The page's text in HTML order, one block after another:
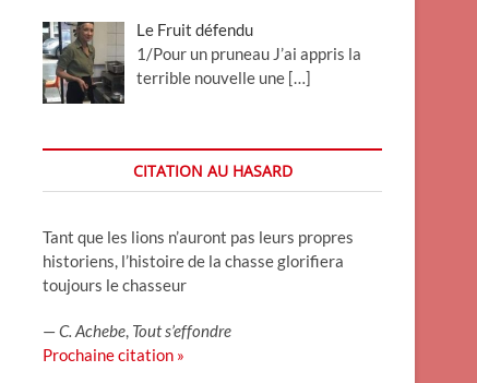
Le Fruit défendu
1/Pour un pruneau J’ai appris la
terrible nouvelle une […]
CITATION AU HASARD
Tant que les lions n’auront pas leurs propres
historiens, l’histoire de la chasse glorifiera
toujours le chasseur
—C. Achebe, Tout s’effondre
Prochaine citation »